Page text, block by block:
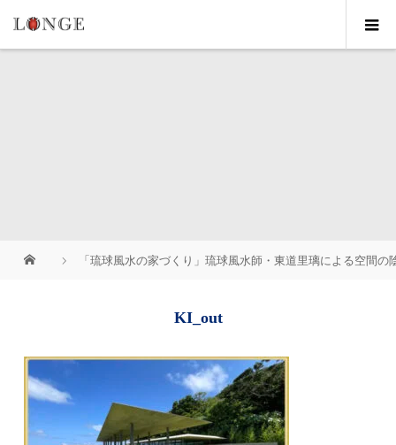
「琉球風水の家づくり」琉球風水師・東道里璃による空間
KI_out